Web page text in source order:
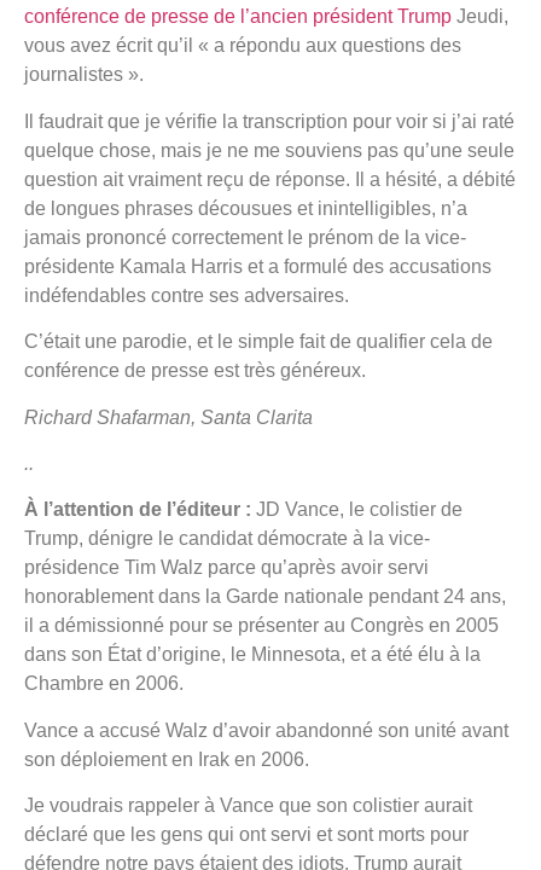
conférence de presse de l’ancien président Trump Jeudi,
vous avez écrit qu’il « a répondu aux questions des
journalistes ».
Il faudrait que je vérifie la transcription pour voir si j’ai raté
quelque chose, mais je ne me souviens pas qu’une seule
question ait vraiment reçu de réponse. Il a hésité, a débité
de longues phrases décousues et inintelligibles, n’a
jamais prononcé correctement le prénom de la vice-
présidente Kamala Harris et a formulé des accusations
indéfendables contre ses adversaires.
C’était une parodie, et le simple fait de qualifier cela de
conférence de presse est très généreux.
Richard Shafarman, Santa Clarita
..
À l’attention de l’éditeur : JD Vance, le colistier de
Trump, dénigre le candidat démocrate à la vice-
présidence Tim Walz parce qu’après avoir servi
honorablement dans la Garde nationale pendant 24 ans,
il a démissionné pour se présenter au Congrès en 2005
dans son État d’origine, le Minnesota, et a été élu à la
Chambre en 2006.
Vance a accusé Walz d’avoir abandonné son unité avant
son déploiement en Irak en 2006.
Je voudrais rappeler à Vance que son colistier aurait
déclaré que les gens qui ont servi et sont morts pour
défendre notre pays étaient des idiots. Trump aurait